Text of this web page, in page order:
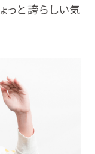
っと誇らしい気